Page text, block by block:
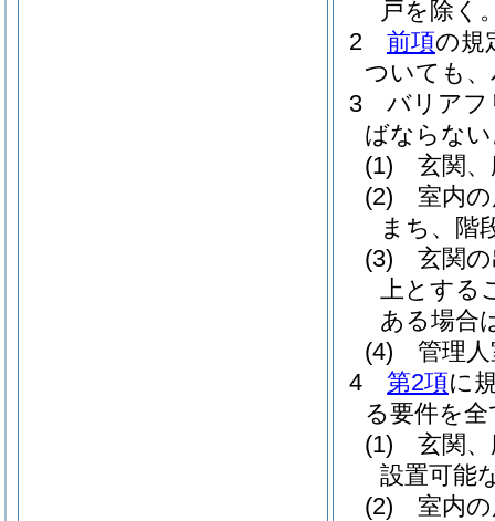
戸を除く
2
前項の規
ついても
3
バリアフ
ばならな
(1)
玄関
(2)
室内
まち、階
(3)
玄関
上とする
ある場合
(4)
管理
4
第2項に
る要件を
(1)
玄関
設置可能
(2)
室内